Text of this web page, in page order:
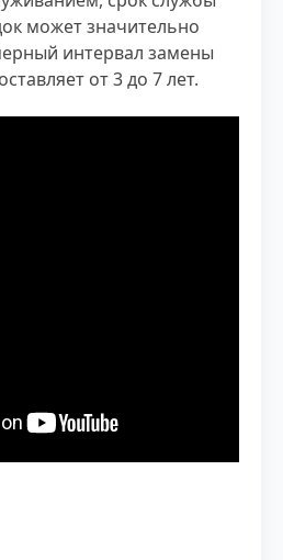
может значительно
интервал замены
от 3 до 7 лет.